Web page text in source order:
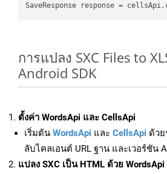
SaveResponse response =
การแปลง SXC Files to
Android SDK
ตั้งค่า WordsApi และ CellsApi
เริ่มต้น WordsApi และ CellsApi ด้ว
ลับไคลเอนต์ URL ฐาน และเวอร์ชัน
แปลง SXC เป็น HTML ด้วย WordsApi